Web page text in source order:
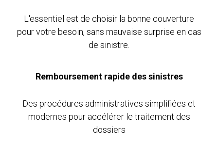
L'essentiel est de choisir la bonne couverture
pour votre besoin, sans mauvaise surprise en cas
de sinistre.
Remboursement rapide des sinistres
Des procédures administratives simplifiées et
modernes pour accélérer le traitement des
dossiers